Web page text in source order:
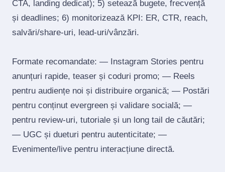
CTA, landing dedicat); 5) setează bugete, frecvență
și deadlines; 6) monitorizează KPI: ER, CTR, reach,
salvări/share‑uri, lead‑uri/vânzări.
Formate recomandate: — Instagram Stories pentru
anunțuri rapide, teaser și coduri promo; — Reels
pentru audiențe noi și distribuire organică; — Postări
pentru conținut evergreen și validare socială; —
pentru review‑uri, tutoriale și un long tail de căutări;
— UGC și dueturi pentru autenticitate; —
Evenimente/live pentru interacțiune directă.